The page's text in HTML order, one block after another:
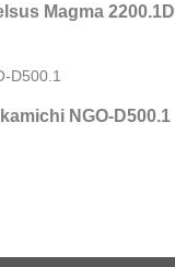
Magma 2200.1D
NGO-D500.1